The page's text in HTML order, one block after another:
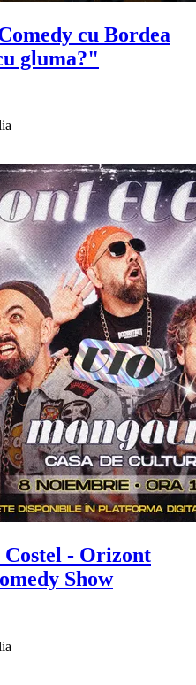
cu Bordea
gluma?"
Costel - Orizont
Show